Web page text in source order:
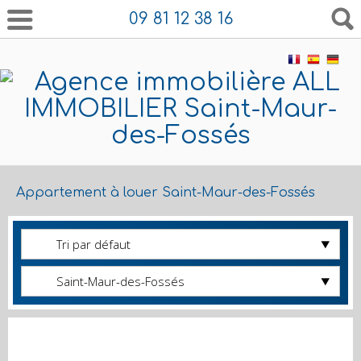
09 81 12 38 16
Appartement à louer Saint-Maur-des-Fossés
Tri par défaut
Saint-Maur-des-Fossés